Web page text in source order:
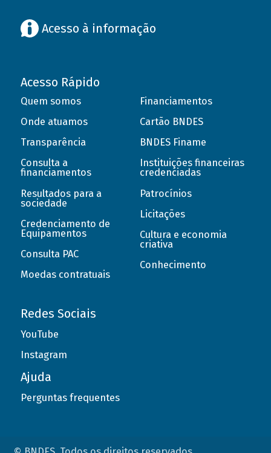
Acesso à informação
Acesso Rápido
Quem somos
Onde atuamos
Transparência
Consulta a
financiamentos
Resultados para a
sociedade
Credenciamento de
Equipamentos
Consulta PAC
Moedas contratuais
Financiamentos
Cartão BNDES
BNDES Finame
Instituições financeiras
credenciadas
Patrocínios
Licitações
Cultura e economia
criativa
Conhecimento
Redes Sociais
YouTube
Instagram
Ajuda
Perguntas frequentes